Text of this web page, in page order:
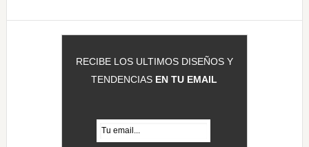
RECIBE LOS ULTIMOS DISEÑOS Y
TENDENCIAS EN TU EMAIL